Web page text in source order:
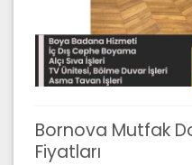
Bornova Mutfak
Fiyatları